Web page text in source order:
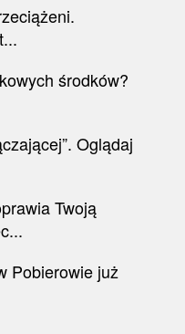
środków?
Oglądaj
Twoją
Pobierowie już